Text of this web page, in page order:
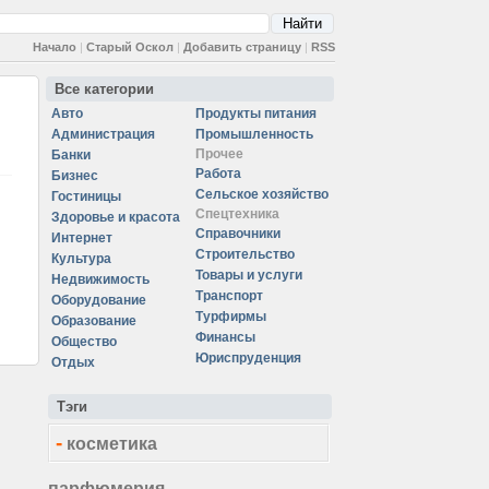
Начало | Старый Оскол | Добавить страницу | RSS
Все категории
Авто
Администрация
Банки
Бизнес
Гостиницы
Здоровье и красота
Интернет
Культура
Недвижимость
Оборудование
Образование
Общество
Отдых
Продукты питания
Промышленность
Прочее
Работа
Сельское хозяйство
Спецтехника
Справочники
Строительство
Товары и услуги
Транспорт
Турфирмы
Финансы
Юриспруденция
Тэги
- косметика